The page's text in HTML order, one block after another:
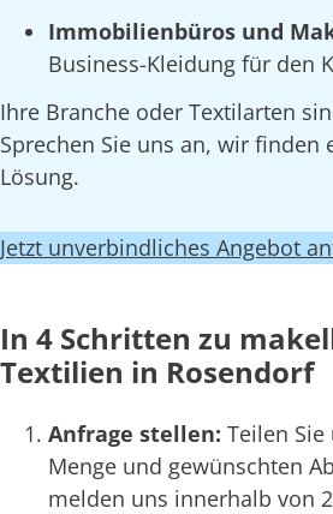
Immobilienbüros und
Business-Kleidung für den
Ihre Branche oder Textilarten
Sprechen Sie uns an, wir finden
Lösung.
Jetzt unverbindliches Angebot
In 4 Schritten zu
Textilien in Rosendorf
Anfrage stellen: Teilen
Menge und gewünschten
melden uns innerhalb von